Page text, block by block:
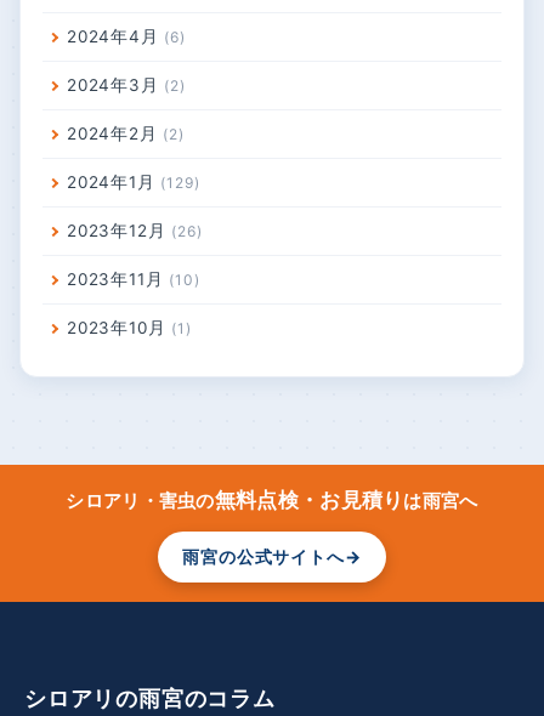
2024年4月 6
2024年3月 2
2024年2月 2
2024年1月 129
2023年12月 26
2023年11月 10
2023年10月 1
シロアリ・害虫の無料点検・お見積り は雨宮へ
雨宮の公式サイトへ→
シロアリの雨宮のコラム